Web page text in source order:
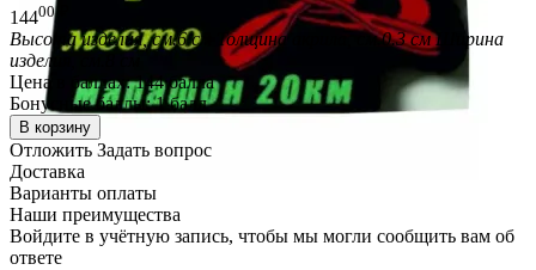
14400
Высота изделия, см.6 см Толщина акрила, см.0.3 см Ширина
изделия, см.
Цена в баллах: 144 балла
Бонусные баллы: 1 балл
В корзину
Отложить Задать вопрос
Доставка
Варианты оплаты
Наши преимущества
Войдите в учётную запись, чтобы мы могли сообщить вам об
ответе